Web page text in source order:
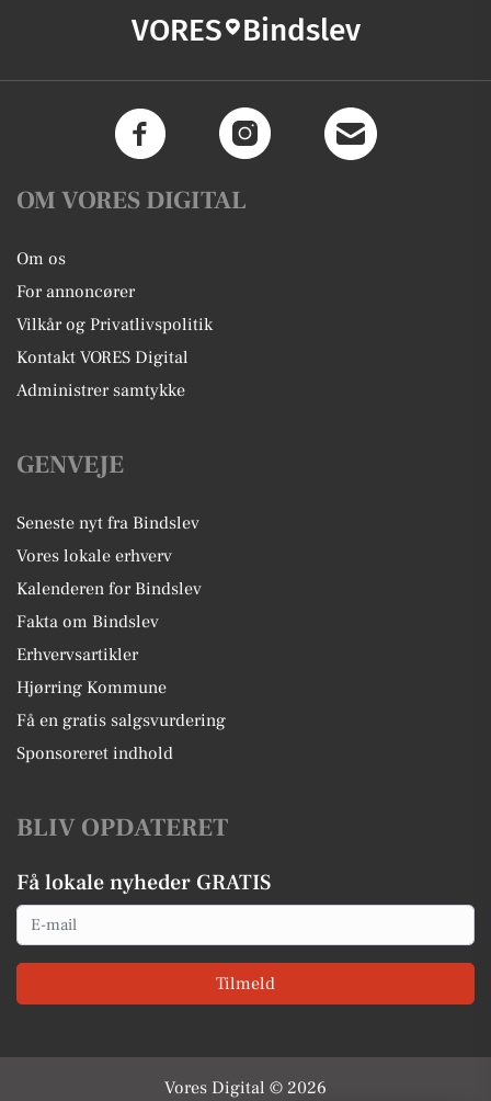
VORES Bindslev
OM VORES DIGITAL
Om os
For annoncører
Vilkår og Privatlivspolitik
Kontakt VORES Digital
Administrer samtykke
GENVEJE
Seneste nyt fra Bindslev
Vores lokale erhverv
Kalenderen for Bindslev
Fakta om Bindslev
Erhvervsartikler
Hjørring Kommune
Få en gratis salgsvurdering
Sponsoreret indhold
BLIV OPDATERET
Få lokale nyheder GRATIS
Email
Tilmeld
Vores Digital © 2026